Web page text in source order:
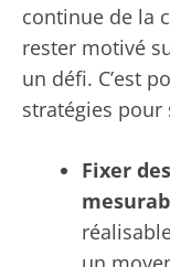
continue de la
rester motivé
un défi. C’est
stratégies pour
Fixer